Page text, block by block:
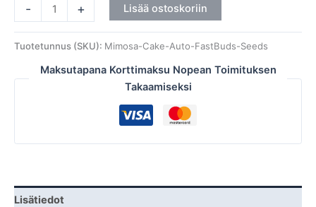
- + Lisää ostoskoriin
Tuotetunnus (SKU): Mimosa-Cake-Auto-FastBuds-Seeds
Maksutapana Korttimaksu Nopean Toimituksen
Takaamiseksi
Lisätiedot